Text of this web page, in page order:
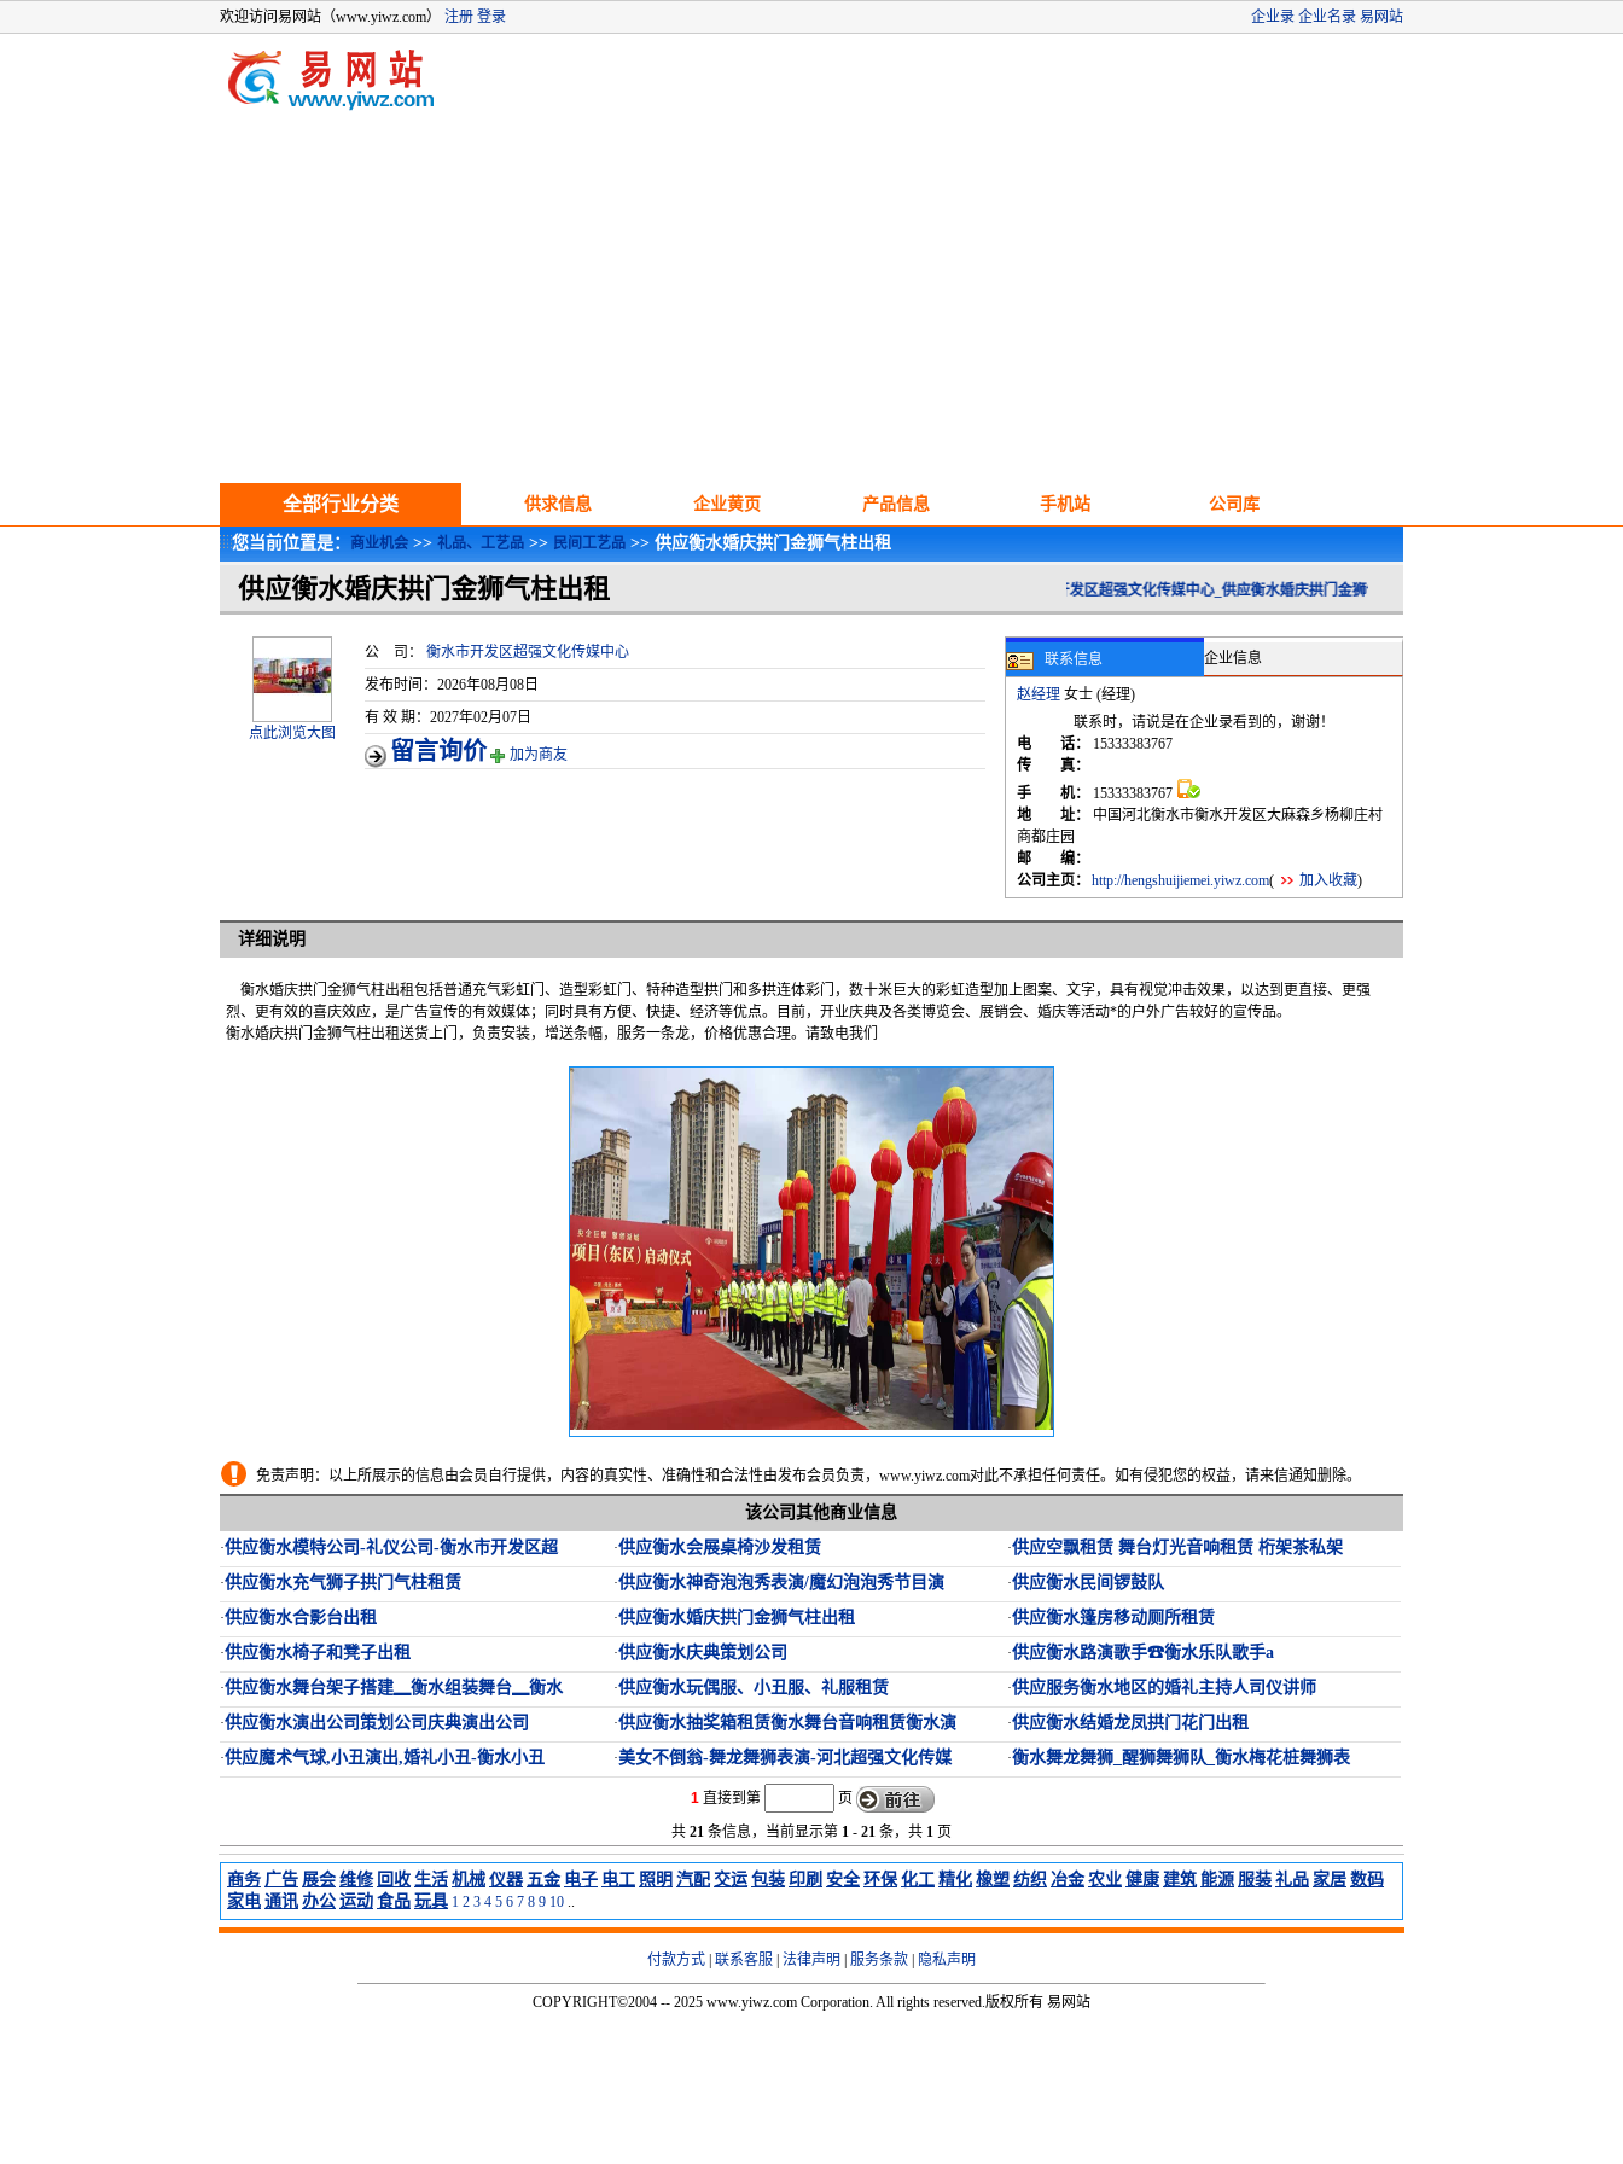
欢迎访问易网站（www.yiwz.com） 注册 登录 企业录 企业名录 易网站
全部行业分类 供求信息 企业黄页 产品信息 手机站 公司库
您当前位置是： 商业机会 >> 礼品、工艺品 >> 民间工艺品 >> 供应衡水婚庆拱门金狮气柱出租
供应衡水婚庆拱门金狮气柱出租 供应衡水婚庆拱门金狮气柱出租_衡水市开发区超强文化传媒中心_供应衡水婚庆拱门金狮气柱出租
点此浏览大图
公 司： 衡水市开发区超强文化传媒中心
发布时间：2026年08月08日
有 效 期：2027年02月07日
留言询价 加为商友
联系信息 企业信息
赵经理女士 (经理)
联系时，请说是在企业录看到的，谢谢！
电 话：
15333383767
传 真：
手 机：
15333383767
地 址：
中国河北衡水市衡水开发区大麻森乡杨柳庄村
商都庄园
邮 编：
公司主页：
http://hengshuijiemei.yiwz.com( 加入收藏)
详细说明
衡水婚庆拱门金狮气柱出租包括普通充气彩虹门、造型彩虹门、特种造型拱门和多拱连体彩门，数十米巨大的彩虹造型加上图案、文字，具有视觉冲击效果，以达到更直接、更强
烈、更有效的喜庆效应，是广告宣传的有效媒体；同时具有方便、快捷、经济等优点。目前，开业庆典及各类博览会、展销会、婚庆等活动*的户外广告较好的宣传品。
衡水婚庆拱门金狮气柱出租送货上门，负责安装，增送条幅，服务一条龙，价格优惠合理。请致电我们
免责声明：以上所展示的信息由会员自行提供，内容的真实性、准确性和合法性由发布会员负责，www.yiwz.com对此不承担任何责任。如有侵犯您的权益，请来信通知删除。
该公司其他商业信息
·供应衡水模特公司-礼仪公司-衡水市开发区超 ·供应衡水会展桌椅沙发租赁 ·供应空飘租赁 舞台灯光音响租赁 桁架茶私架
·供应衡水充气狮子拱门气柱租赁 ·供应衡水神奇泡泡秀表演/魔幻泡泡秀节目演 ·供应衡水民间锣鼓队
·供应衡水合影台出租 ·供应衡水婚庆拱门金狮气柱出租 ·供应衡水篷房移动厕所租赁
·供应衡水椅子和凳子出租 ·供应衡水庆典策划公司 ·供应衡水路演歌手☎衡水乐队歌手a
·供应衡水舞台架子搭建▁衡水组装舞台▁衡水 ·供应衡水玩偶服、小丑服、礼服租赁 ·供应服务衡水地区的婚礼主持人司仪讲师
·供应衡水演出公司策划公司庆典演出公司 ·供应衡水抽奖箱租赁衡水舞台音响租赁衡水演 ·供应衡水结婚龙凤拱门花门出租
·供应魔术气球,小丑演出,婚礼小丑-衡水小丑 ·美女不倒翁-舞龙舞狮表演-河北超强文化传媒 ·衡水舞龙舞狮_醒狮舞狮队_衡水梅花桩舞狮表
1 直接到第
页
共 21 条信息，当前显示第 1 - 21 条，共 1 页
商务 广告 展会 维修 回收 生活 机械 仪器 五金 电子 电工 照明 汽配 交运 包装 印刷 安全 环保 化工 精化 橡塑 纺织 冶金 农业 健康 建筑 能源 服装 礼品 家居 数码
家电 通讯 办公 运动 食品 玩具 1 2 3 4 5 6 7 8 9 10 ..
付款方式 联系客服 法律声明 服务条款 隐私声明
COPYRIGHT©2004 -- 2025 www.yiwz.com Corporation. All rights reserved.版权所有 易网站